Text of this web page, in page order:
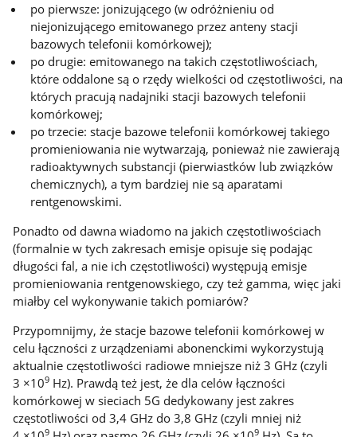
po pierwsze: jonizującego (w odróżnieniu od
niejonizującego emitowanego przez anteny stacji
bazowych telefonii komórkowej);
po drugie: emitowanego na takich częstotliwościach,
które oddalone są o rzędy wielkości od częstotliwości, na
których pracują nadajniki stacji bazowych telefonii
komórkowej;
po trzecie: stacje bazowe telefonii komórkowej takiego
promieniowania nie wytwarzają, ponieważ nie zawierają
radioaktywnych substancji (pierwiastków lub związków
chemicznych), a tym bardziej nie są aparatami
rentgenowskimi.
Ponadto od dawna wiadomo na jakich częstotliwościach
(formalnie w tych zakresach emisje opisuje się podając
długości fal, a nie ich częstotliwości) występują emisje
promieniowania rentgenowskiego, czy też gamma, więc jaki
miałby cel wykonywanie takich pomiarów?
Przypomnijmy, że stacje bazowe telefonii komórkowej w
celu łączności z urządzeniami abonenckimi wykorzystują
aktualnie częstotliwości radiowe mniejsze niż 3 GHz (czyli
3 ×109 Hz). Prawdą też jest, że dla celów łączności
komórkowej w sieciach 5G dedykowany jest zakres
częstotliwości od 3,4 GHz do 3,8 GHz (czyli mniej niż
9 9